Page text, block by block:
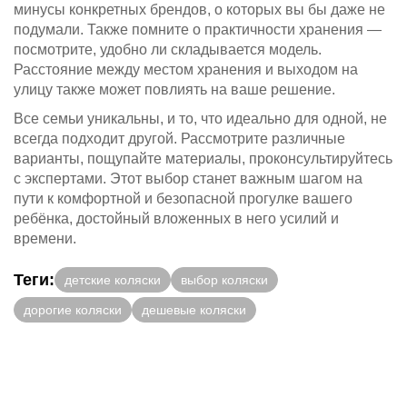
минусы конкретных брендов, о которых вы бы даже не
подумали. Также помните о практичности хранения —
посмотрите, удобно ли складывается модель.
Расстояние между местом хранения и выходом на
улицу также может повлиять на ваше решение.
Все семьи уникальны, и то, что идеально для одной, не
всегда подходит другой. Рассмотрите различные
варианты, пощупайте материалы, проконсультируйтесь
с экспертами. Этот выбор станет важным шагом на
пути к комфортной и безопасной прогулке вашего
ребёнка, достойный вложенных в него усилий и
времени.
Теги: детские коляски выбор коляски
дорогие коляски дешевые коляски